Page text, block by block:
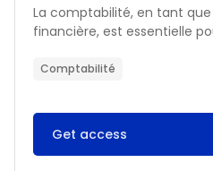
Résumé du cours :
La comptabilité, en tant
financière, est essentielle
Comptabilité
Get access